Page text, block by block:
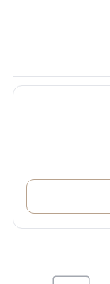
به‌دلیلجذب
منیزیم محسوب